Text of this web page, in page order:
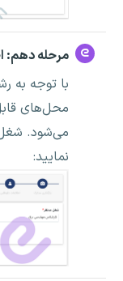
مرحله دهم:
با توجه به
محل‌های
می‌شود. شغل
نمایید: